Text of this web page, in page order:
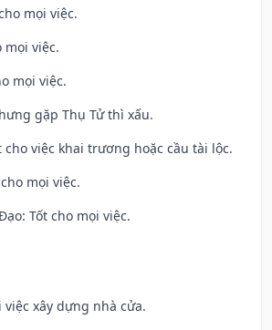
mọi việc.
mọi việc.
mọi việc.
gặp Thụ Tử thì xấu.
cho việc khai trương hoặc cầu tài lộc.
mọi việc.
Tốt cho mọi việc.
việc xây dựng nhà cửa.